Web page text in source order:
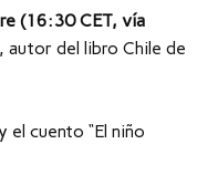
(16:30 CET, vía
autor del libro Chile de
el cuento “El niño